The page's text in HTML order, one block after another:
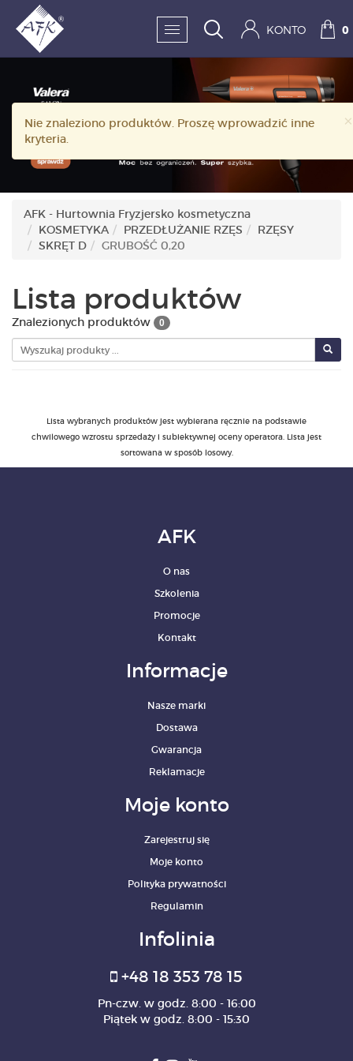
SKLEP:
FRYZJERSTWO
HIGIENA I DEZYNFEKC
PAZNOKCIE
MĘŻCZYZNA
POLECAMY
SZKOLENIA
O NAS
KONTO 0
AFK - Hurtownia Fryzjersko kosmetyczna
KOSMETYKA
PRZEDŁUŻANIE RZĘS
RZĘSY
SKRĘT D
GRUBOŚĆ 0,20
Lista produktów
Znalezionych produktów 0
×
Nie znaleziono produktów. Proszę wprowadzić inne
kryteria.
Lista wybranych produktów jest wybierana ręcznie na podstawie
chwilowego wzrostu sprzedaży i subiektywnej oceny operatora. Lista jest
sortowana w sposób losowy.
AFK
O nas
Szkolenia
Promocje
Kontakt
Informacje
Nasze marki
Dostawa
Gwarancja
Reklamacje
Moje konto
Zarejestruj się
Moje konto
Polityka prywatności
Regulamin
Infolinia
+48 18 353 78 15
Pn-czw. w godz. 8:00 - 16:00
Piątek w godz. 8:00 - 15:30